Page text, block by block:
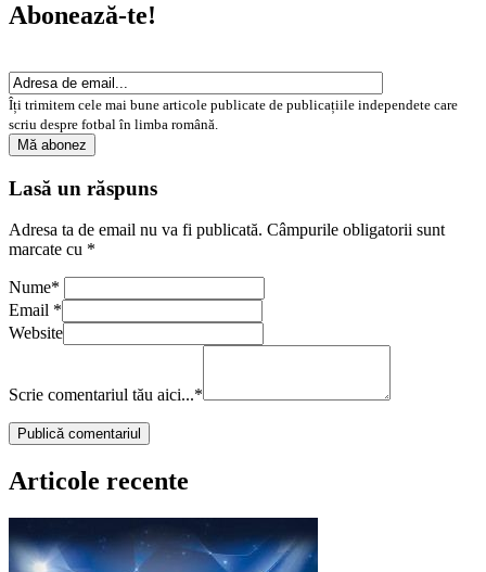
Abonează-te!
Îți trimitem cele mai bune articole publicate de publicațiile independete care
scriu despre fotbal în limba română.
Lasă un răspuns
Adresa ta de email nu va fi publicată. Câmpurile obligatorii sunt
marcate cu *
Nume*
Email *
Website
Scrie comentariul tău aici...*
Articole recente